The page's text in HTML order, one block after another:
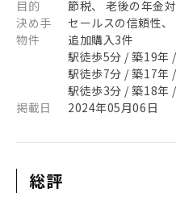
目的
節税、 老後の年金
決め手
セールスの信頼性
物件
追加購入3件
駅徒歩5分 / 築19年
駅徒歩7分 / 築17年
駅徒歩3分 / 築18年
掲載日
2024年05月06日
総評